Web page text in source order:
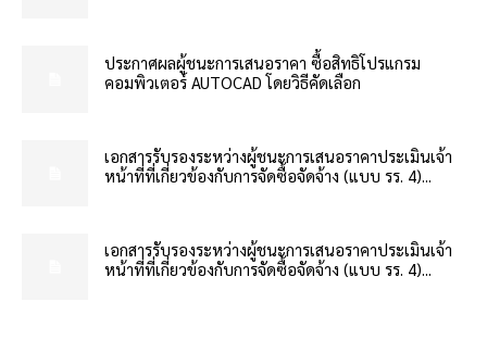
ประกาศผลผู้ชนะการเสนอราคา ซื้อสิทธิโปรแกรม
คอมพิวเตอร์ AUTOCAD โดยวิธีคัดเลือก
เอกสารรับรองระหว่างผู้ชนะการเสนอราคาประเมินเจ้า
หน้าที่ที่เกี่ยวข้องกับการจัดซื้อจัดจ้าง (แบบ รร. 4)...
เอกสารรับรองระหว่างผู้ชนะการเสนอราคาประเมินเจ้า
หน้าที่ที่เกี่ยวข้องกับการจัดซื้อจัดจ้าง (แบบ รร. 4)...